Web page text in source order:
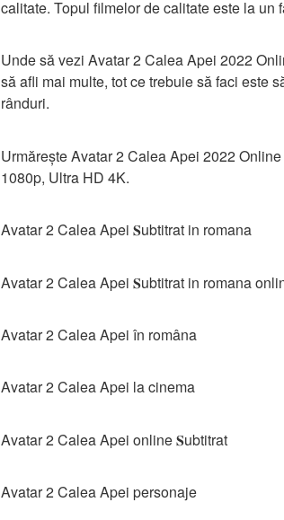
calitate. Topul filmelor de calitate este la un
Unde să vezi Avatar 2 Calea Apei 2022
să afli mai multe, tot ce trebuie să faci este
rânduri.
Urmărește Avatar 2 Calea Apei 2022
1080p, Ultra HD 4K.
Avatar 2 Calea Apei 𝐒ubtitrat in romana
Avatar 2 Calea Apei 𝐒ubtitrat in romana
Avatar 2 Calea Apei în româna
Avatar 2 Calea Apei la cinema
Avatar 2 Calea Apei online 𝐒ubtitrat
Avatar 2 Calea Apei personaje